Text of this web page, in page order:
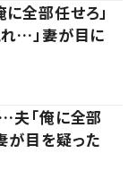
全部任せろ」
…」妻が目に
夫「俺に全部
が目を疑った